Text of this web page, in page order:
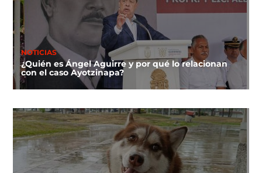
NOTICIAS
¿Quién es Ángel Aguirre y por qué lo relacionan
con el caso Ayotzinapa?